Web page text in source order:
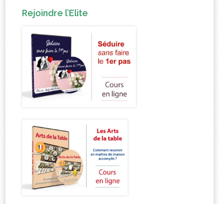
Rejoindre l’Elite